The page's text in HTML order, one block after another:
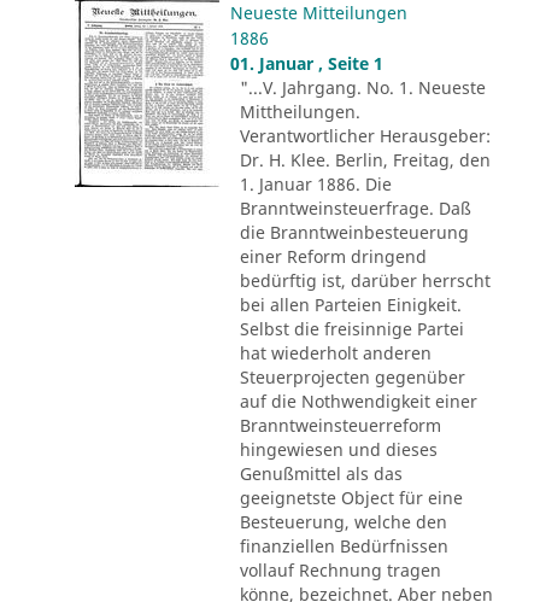
Neueste Mitteilungen
1886
01. Januar , Seite 1
"...V. Jahrgang. No. 1. Neueste
Mittheilungen.
Verantwortlicher Herausgeber:
Dr. H. Klee. Berlin, Freitag, den
1. Januar 1886. Die
Branntweinsteuerfrage. Daß
die Branntweinbesteuerung
einer Reform dringend
bedürftig ist, darüber herrscht
bei allen Parteien Einigkeit.
Selbst die freisinnige Partei
hat wiederholt anderen
Steuerprojecten gegenüber
auf die Nothwendigkeit einer
Branntweinsteuerreform
hingewiesen und dieses
Genußmittel als das
geeignetste Object für eine
Besteuerung, welche den
finanziellen Bedürfnissen
vollauf Rechnung tragen
könne, bezeichnet. Aber neben